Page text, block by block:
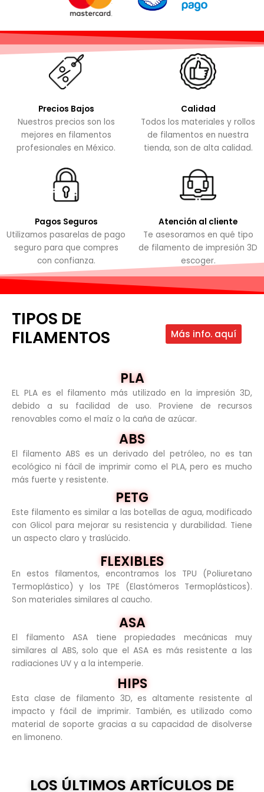
Precios Bajos
Nuestros precios son los
mejores en filamentos
profesionales en México.
Calidad
Todos los materiales y rollos
de filamentos en nuestra
tienda, son de alta calidad.
Pagos Seguros
Utilizamos pasarelas de pago
seguro para que compres
con confianza.
Atención al cliente
Te asesoramos en qué tipo
de filamento de impresión 3D
escoger.
TIPOS DE
FILAMENTOS
Más info. aquí
PLA
EL PLA es el filamento más utilizado en la impresión 3D,
debido a su facilidad de uso. Proviene de recursos
renovables como el maíz o la caña de azúcar.
ABS
El filamento ABS es un derivado del petróleo, no es tan
ecológico ni fácil de imprimir como el PLA, pero es mucho
más fuerte y resistente.
PETG
Este filamento es similar a las botellas de agua, modificado
con Glicol para mejorar su resistencia y durabilidad. Tiene
un aspecto claro y traslúcido.
FLEXIBLES
En estos filamentos, encontramos los TPU (Poliuretano
Termoplástico) y los TPE (Elastómeros Termoplásticos).
Son materiales similares al caucho.
ASA
El filamento ASA tiene propiedades mecánicas muy
similares al ABS, solo que el ASA es más resistente a las
radiaciones UV y a la intemperie.
HIPS
Esta clase de filamento 3D, es altamente resistente al
impacto y fácil de imprimir. También, es utilizado como
material de soporte gracias a su capacidad de disolverse
en limoneno.
LOS ÚLTIMOS ARTÍCULOS DE